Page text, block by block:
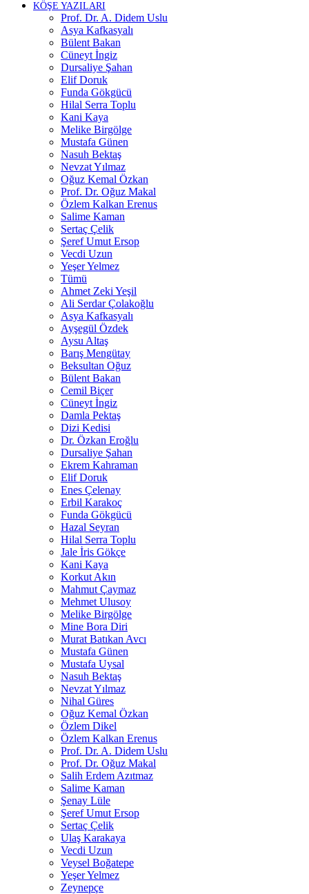
KÖŞE YAZILARI
Prof. Dr. A. Didem Uslu
Asya Kafkasyalı
Bülent Bakan
Cüneyt İngiz
Dursaliye Şahan
Elif Doruk
Funda Gökgücü
Hilal Serra Toplu
Kani Kaya
Melike Birgölge
Mustafa Günen
Nasuh Bektaş
Nevzat Yılmaz
Oğuz Kemal Özkan
Prof. Dr. Oğuz Makal
Özlem Kalkan Erenus
Salime Kaman
Sertaç Çelik
Şeref Umut Ersop
Vecdi Uzun
Yeşer Yelmez
Tümü
Ahmet Zeki Yeşil
Ali Serdar Çolakoğlu
Asya Kafkasyalı
Ayşegül Özdek
Aysu Altaş
Barış Mengütay
Beksultan Oğuz
Bülent Bakan
Cemil Biçer
Cüneyt İngiz
Damla Pektaş
Dizi Kedisi
Dr. Özkan Eroğlu
Dursaliye Şahan
Ekrem Kahraman
Elif Doruk
Enes Çelenay
Erbil Karakoç
Funda Gökgücü
Hazal Seyran
Hilal Serra Toplu
Jale İris Gökçe
Kani Kaya
Korkut Akın
Mahmut Çaymaz
Mehmet Ulusoy
Melike Birgölge
Mine Bora Diri
Murat Batıkan Avcı
Mustafa Günen
Mustafa Uysal
Nasuh Bektaş
Nevzat Yılmaz
Nihal Güres
Oğuz Kemal Özkan
Özlem Dikel
Özlem Kalkan Erenus
Prof. Dr. A. Didem Uslu
Prof. Dr. Oğuz Makal
Salih Erdem Azıtmaz
Salime Kaman
Şenay Lüle
Şeref Umut Ersop
Sertaç Çelik
Ulaş Karakaya
Vecdi Uzun
Veysel Boğatepe
Yeşer Yelmez
Zeynepçe